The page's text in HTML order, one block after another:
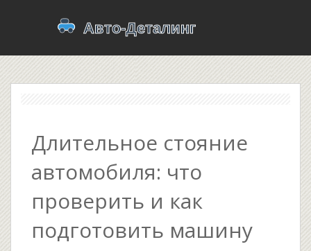
Длительное стояние
автомобиля: что
проверить и как
подготовить машину